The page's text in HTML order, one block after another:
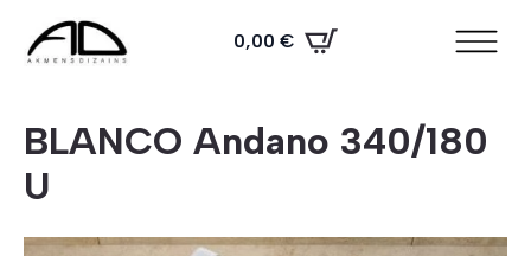
0,00 €
BLANCO Andano 340/180
U